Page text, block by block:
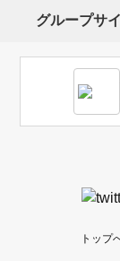
グループサ
トップ